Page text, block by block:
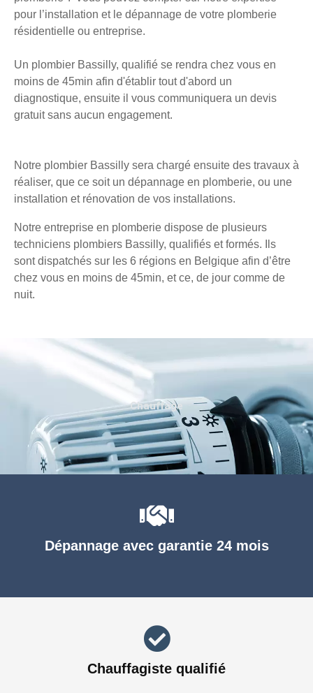
pour l’installation et le dépannage de votre plomberie
résidentielle ou entreprise.
Un plombier Bassilly, qualifié se rendra chez vous en
moins de 45min afin d'établir tout d'abord un
diagnostique, ensuite il vous communiquera un devis
gratuit sans aucun engagement.
Notre plombier Bassilly sera chargé ensuite des travaux à
réaliser, que ce soit un dépannage en plomberie, ou une
installation et rénovation de vos installations.
Notre entreprise en plomberie dispose de plusieurs
techniciens plombiers Bassilly, qualifiés et formés. Ils
sont dispatchés sur les 6 régions en Belgique afin d’être
chez vous en moins de 45min, et ce, de jour comme de
nuit.
Dépannage avec garantie 24 mois
Chauffagiste qualifié
Chauffage